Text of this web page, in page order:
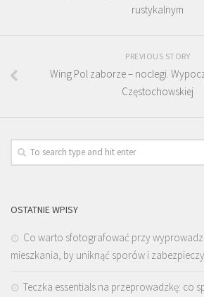
rustykalnym
PREVIOUS STORY
Wing Pol zaborze – noclegi.
Częstochowskiej
OSTATNIE WPISY
Co warto sfotografować przy
mieszkania, by uniknąć sporów i
Teczka essentials na przeprowadzkę: co